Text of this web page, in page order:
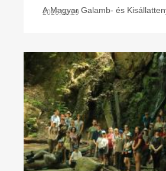
Szövetségének elnökével
A Magyar Galamb- és
2026.07.29